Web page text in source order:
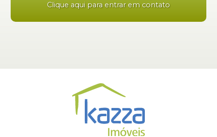
Clique aqui para entrar em contato